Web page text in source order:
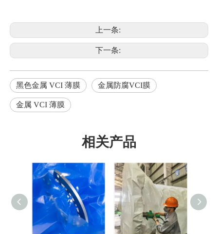
上一条:
下一条:
黑色金属 VCI 薄膜 金属防腐VCI膜
金属 VCI 薄膜
相关产品